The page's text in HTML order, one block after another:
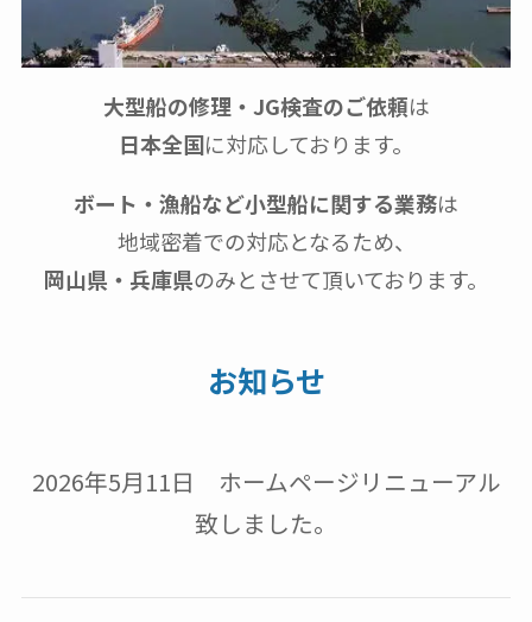
大型船の修理・JG検査のご依頼は
日本全国に対応しております。
ボート・漁船など小型船に関する業務は
地域密着での対応となるため、
岡山県・兵庫県のみとさせて頂いております。
お知らせ
2026年5月11日 ホームページリニューアル
致しました。